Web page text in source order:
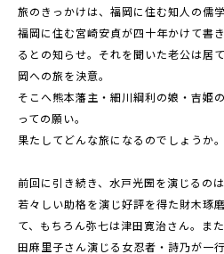
旅のきっかけは、福岡に住む知人の儒
福岡に住む宮崎安貞が四十年かけて書
るとの知らせ。それを聞いた老公は居
岡への旅を決意。
そこへ熊本藩主・細川綱利の娘・吉姫
っての願い。
果たしてどんな旅になるのでしょうか。
前回に引き続き、水戸光圀を演じるの
若々しい助格を演じ好評を得た財木琢
て、もちろん弥七は津田寛治さん。ま
田麻里子さん演じる女忍者・詩乃が一